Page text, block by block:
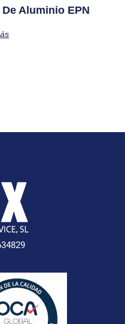
Aluminio EPN